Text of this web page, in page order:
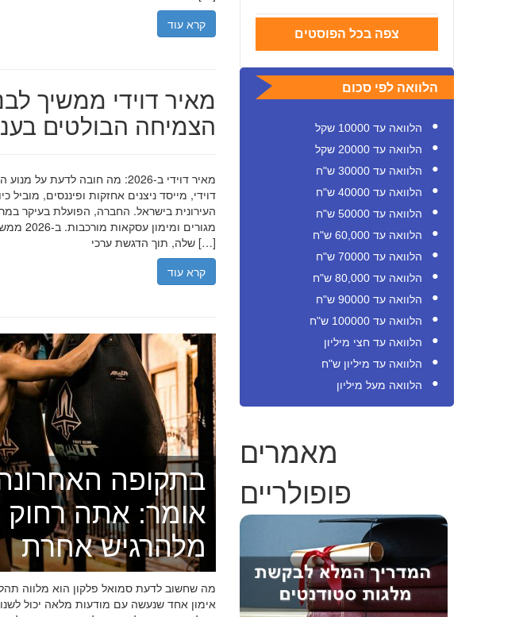
צפה בכל הפוסטים
הלוואה לפי סכום
הלוואה עד 10000 שקל
הלוואה עד 20000 שקל
הלוואה עד 30000 ש"ח
הלוואה עד 40000 ש"ח
הלוואה עד 50000 ש"ח
הלוואה עד 60,000 ש"ח
הלוואה עד 70000 ש"ח
הלוואה עד 80,000 ש"ח
הלוואה עד 90000 ש"ח
הלוואה עד 100000 ש"ח
הלוואה עד חצי מיליון
הלוואה עד מיליון ש"ח
הלוואה מעל מיליון
מאמרים
פופולריים
קרא עוד
מאיר דוידי ממשיך
הצמיחה הבולטים
מאיר דוידי ב-2026: מה חובה
דוידי, מייסד ניצנים אחזקות ופיננסים,
העירונית בישראל. החברה, הפועלת בעיקר
שלה, תוך הדגשת ערכי […]
קרא עוד
בתקופה
אומר: אתה רחוק
מלהרגיש אחרת
מה שחשוב לדעת סמואל פלקון הוא מלווה
אימון אחד שנעשה עם מודעות מלאה יכול